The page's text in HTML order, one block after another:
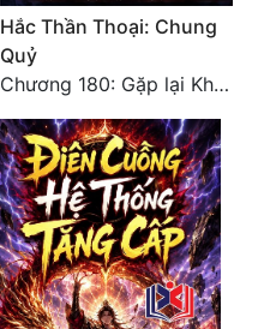
Hắc Thần Thoại: Chung
Quỷ
Chương 180: Gặp lại Khiên Nguyên Phượng